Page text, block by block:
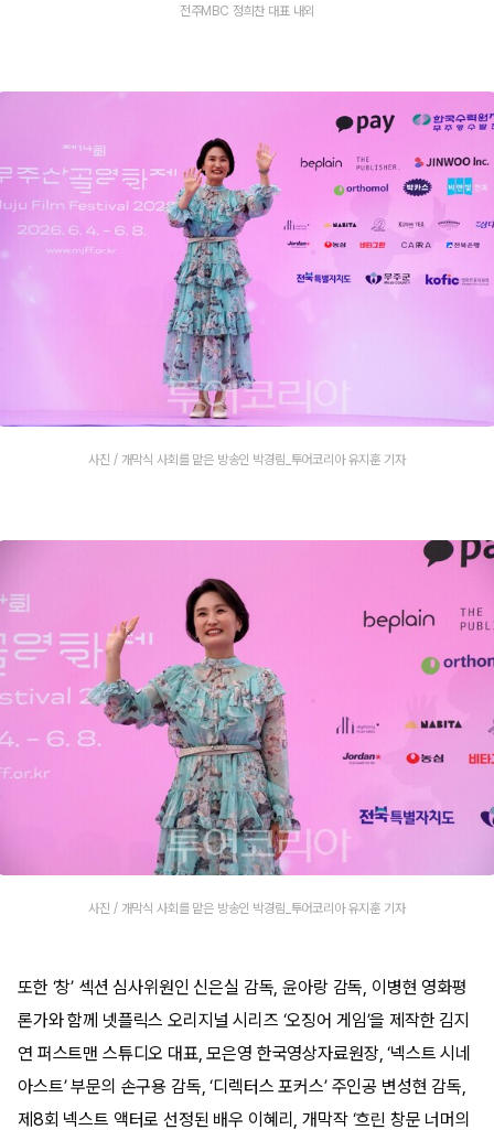
전주MBC 정희찬 대표 내외
사진 / 개막식 사회를 맡은 방송인 박경림_투어코리아 유지훈 기자
사진 / 개막식 사회를 맡은 방송인 박경림_투어코리아 유지훈 기자
또한 ‘창’ 섹션 심사위원인 신은실 감독, 윤아랑 감독, 이병현 영화평
론가와 함께 넷플릭스 오리지널 시리즈 ‘오징어 게임’을 제작한 김지
연 퍼스트맨 스튜디오 대표, 모은영 한국영상자료원장, ‘넥스트 시네
아스트’ 부문의 손구용 감독, ‘디렉터스 포커스’ 주인공 변성현 감독,
제8회 넥스트 액터로 선정된 배우 이혜리, 개막작 ‘흐린 창문 너머의